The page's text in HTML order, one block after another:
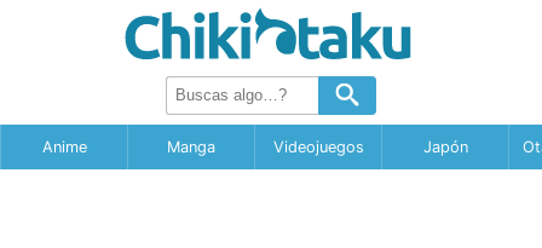
Anime Manga Videojuegos Japón